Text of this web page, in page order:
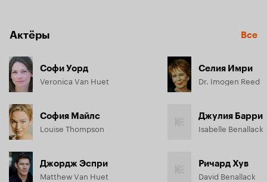
Узнав о разоблачении, Луиза не верит странному известию
— властная и мстительная Вероника избавилась от своего
неверного супруга. В страхе за свою жизнь Луиза
начинает тайное расследование в гулких стенах старого
страшнее и невероятнее, чем она могла бы себе
представить…
Актёры Все
Софи Уорд
Veronica Van Huet
София Майлс
Louise Thompson
Джордж Эспри
Matthew Van Huet
Селия Имри
Dr. Imogen Reed
Джулия Барри
Isabelle Benallack
Ричард Хув
David Benallack